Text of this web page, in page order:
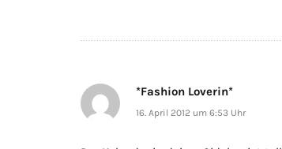
*Fashion Loverin*
16. April 2012 um 6:53 Uhr